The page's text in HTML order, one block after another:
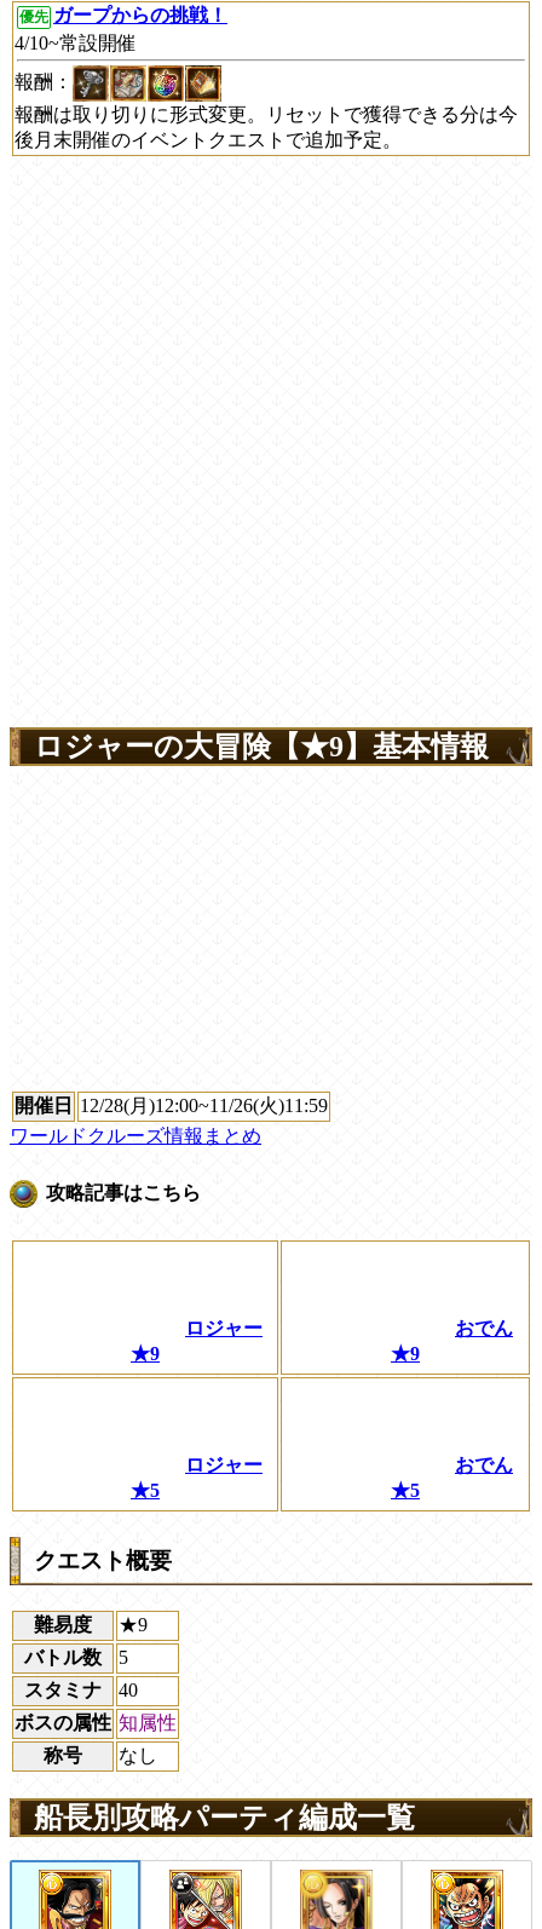
優先 ガープからの挑戦！
4/10~常設開催
報酬：
報酬は取り切りに形式変更。リセットで獲得できる分は今
後月末開催のイベントクエストで追加予定。
ロジャーの大冒険【★9】基本情報
開催日
12/28(月)12:00~11/26(火)11:59
ワールドクルーズ情報まとめ
攻略記事はこちら
ロジャー
★9
おでん
★9
ロジャー
★5
おでん
★5
クエスト概要
難易度
★9
バトル数
5
スタミナ
40
ボスの属性 知属性
称号
なし
船長別攻略パーティ編成一覧